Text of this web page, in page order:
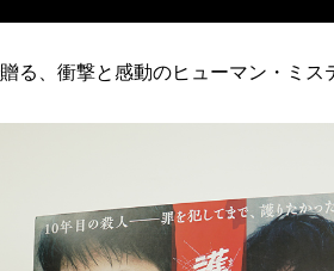
る、衝撃と感動のヒューマン・ミス